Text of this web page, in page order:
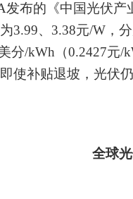
发布的《中国光伏产
3.99、3.38元/W，
分/kWh（0.2427元/
使补贴退坡，光伏
全球